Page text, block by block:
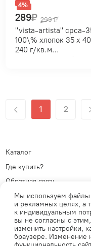
4%
289₽ 299₽
"vista-artista" cpca-3540
100\% хлопок 35 х 40 см
240 г/кв.м
1 2
Каталог
Где купить?
Обратная связь
Политика обработки
персональных данных
Публичная оферта
Мы используем файлы
и рекламных целях, а
к индивидуальным
вы не согласны с
изменить настройки,
браузере. Изменение